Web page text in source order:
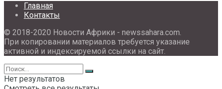
Главная
Контакты
© 2018-2020 Новости Африки - newssahara.com.
При копировании материалов требуется указание
активной и индексируемой ссылки на сайт.
Нет результатов